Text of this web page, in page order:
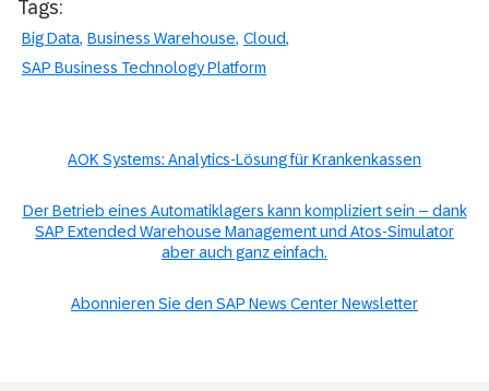
Tags:
Big Data Business Warehouse Cloud
SAP Business Technology Platform
AOK Systems: Analytics-Lösung für Krankenkassen
Der Betrieb eines Automatiklagers kann kompliziert sein – dank
SAP Extended Warehouse Management und Atos-Simulator
aber auch ganz einfach.
Abonnieren Sie den SAP News Center Newsletter